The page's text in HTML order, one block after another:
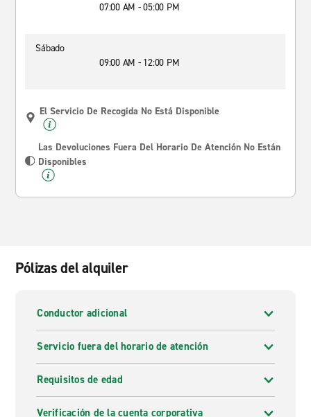
07:00 AM - 05:00 PM
Sábado
09:00 AM - 12:00 PM
El Servicio De Recogida No Está Disponible
Las Devoluciones Fuera Del Horario De Atención No Están
Disponibles
Pólizas del alquiler
Conductor adicional
Servicio fuera del horario de atención
Requisitos de edad
Verificación de la cuenta corporativa